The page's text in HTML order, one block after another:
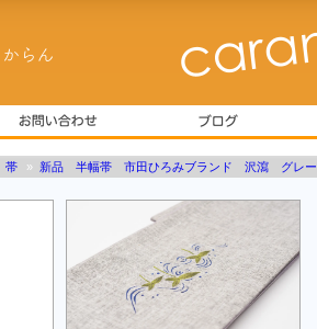
帯 » 新品 半幅帯 市田ひろみブランド 沢瀉 グレー